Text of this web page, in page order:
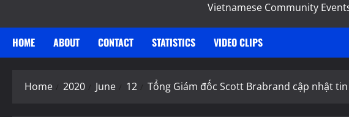
Vietnamese Community
HOME ABOUT CONTACT STATISTICS VIDEO CLIPS
Home 2020 June 12 Tổng Giám đốc Scott Brabrand cập nhật